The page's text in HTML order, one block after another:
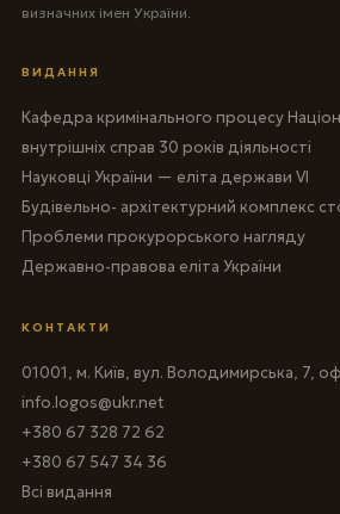
визначних імен України.
ВИДАННЯ
Кафедра кримінального процесу
внутрішніх справ 30 років діяльності
Науковці України — еліта держави VI
Будівельно- архітектурний комплекс
Проблеми прокурорського нагляду
Державно-правова еліта України
КОНТАКТИ
01001, м. Київ, вул. Володимирська, 7,
info.logos@ukr.net
+380 67 328 72 62
+380 67 547 34 36
Всі видання